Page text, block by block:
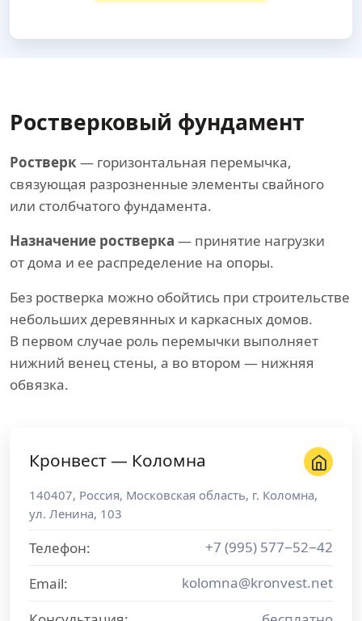
Ростверковый фундамент
Ростверк— горизонтальная перемычка,
связующая разрозненные элементы свайного
или столбчатого фундамента.
Назначение ростверка — принятие нагрузки
от дома и ее распределение на опоры.
Без ростверка можно обойтись при строительстве
небольших деревянных и каркасных домов.
В первом случае роль перемычки выполняет
нижний венец стены, а во втором — нижняя
обвязка.
Кронвест — Коломна
140407, Россия, Московская область, г. Коломна,
ул. Ленина, 103
Телефон:
+7 (995) 577−52−42
Email:
kolomna@kronvest.net